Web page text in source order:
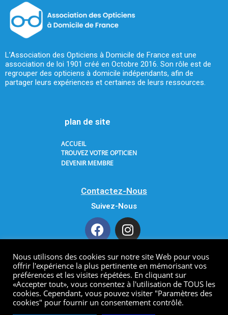
L’Association des Opticiens à Domicile de France est une
association de loi 1901 créé en Octobre 2016. Son rôle est de
regrouper des opticiens à domicile indépendants, afin de
partager leurs expériences et certaines de leurs ressources.
plan de site
ACCUEIL
TROUVEZ VOTRE OPTICIEN
DEVENIR MEMBRE
Contactez-Nous
Suivez-Nous
Copyright 2021 AODF. All Rights Reserved.
Developped by
Nous utilisons des cookies sur notre site Web pour vous
offrir l'expérience la plus pertinente en mémorisant vos
préférences et les visites répétées. En cliquant sur
«Accepter tout», vous consentez à l'utilisation de TOUS les
cookies. Cependant, vous pouvez visiter "Paramètres des
cookies" pour fournir un consentement contrôlé.